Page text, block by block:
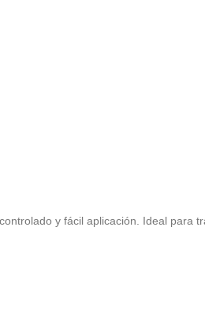
y fácil aplicación. Ideal para